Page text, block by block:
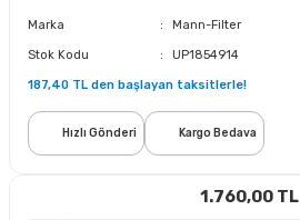
Marka Mann-Filter
Stok Kodu UP1854914
187,40 TL den başlayan taksitlerle!
Hızlı Gönderi Kargo Bedava
1.760,00 TL